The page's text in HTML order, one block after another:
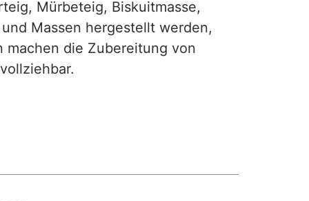
Mürbeteig, Biskuitmasse,
Massen hergestellt werden,
die Zubereitung von